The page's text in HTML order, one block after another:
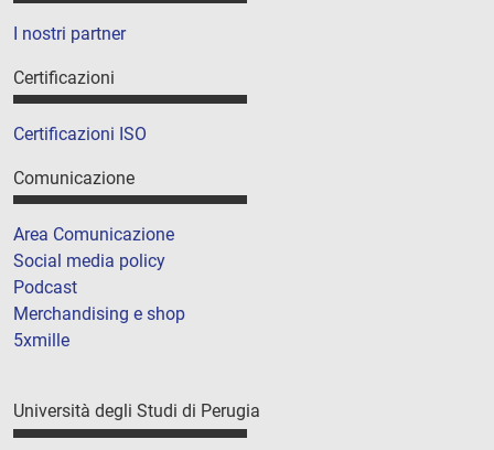
I nostri partner
Certificazioni
Certificazioni ISO
Comunicazione
Area Comunicazione
Social media policy
Podcast
Merchandising e shop
5xmille
Università degli Studi di Perugia